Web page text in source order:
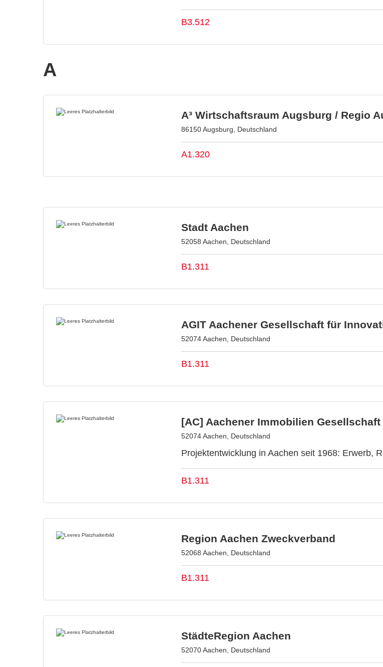
B3.512
A
A³ Wirtschaftsraum Augsburg / Regio
86150 Augsburg, Deutschland
A1.320
Stadt Aachen
52058 Aachen, Deutschland
B1.311
AGIT Aachener Gesellschaft für
52074 Aachen, Deutschland
B1.311
[AC] Aachener Immobilien Gesellschaft
52074 Aachen, Deutschland
Projektentwicklung in Aachen seit 1968: Erwerb,
B1.311
Region Aachen Zweckverband
52068 Aachen, Deutschland
B1.311
StädteRegion Aachen
52070 Aachen, Deutschland